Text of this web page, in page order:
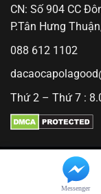
CN: Số 904 CC
P.Tân Hưng
088 612 1102
Thứ 2 – Thứ 7 :
©
Messenger